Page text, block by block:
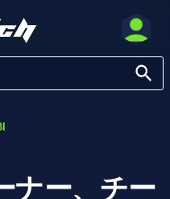
ナー、チー